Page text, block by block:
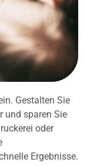
Gestalten Sie
und sparen Sie
oder
Ergebnisse.